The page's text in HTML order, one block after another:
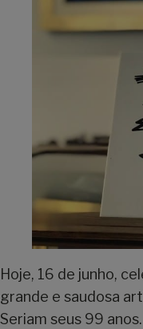
Hoje, 16 de junho,
grande e saudosa
Seriam seus 99 anos.